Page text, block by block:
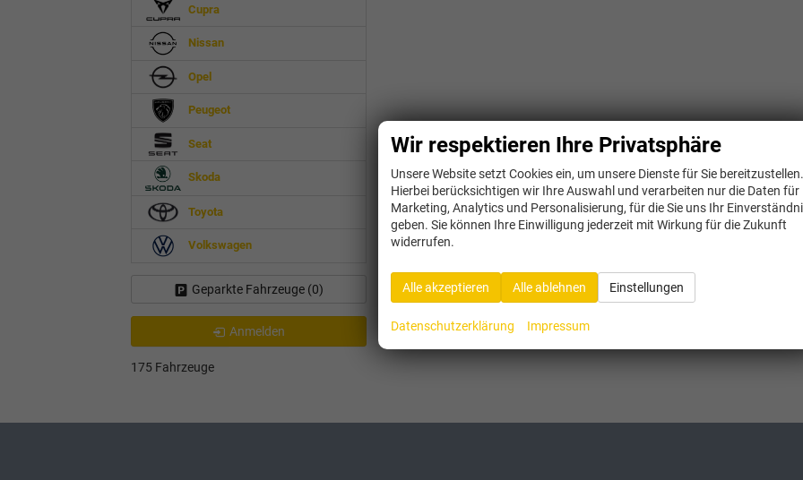
Cupra
Nissan
Opel
Peugeot
Seat
Skoda
Toyota
Volkswagen
Geparkte Fahrzeuge (0)
Anmelden
175 Fahrzeuge
Wir respektieren Ihre Privatsphäre
Unsere Website setzt Cookies ein, um unsere Dienste für Sie bereitzustellen.
Hierbei berücksichtigen wir Ihre Auswahl und verarbeiten nur die Daten für
Marketing, Analytics und Personalisierung, für die Sie uns Ihr
geben. Sie können Ihre Einwilligung jederzeit mit Wirkung für die Zukunft
widerrufen.
Alle akzeptieren Alle ablehnen Einstellungen
Datenschutzerklärung Impressum